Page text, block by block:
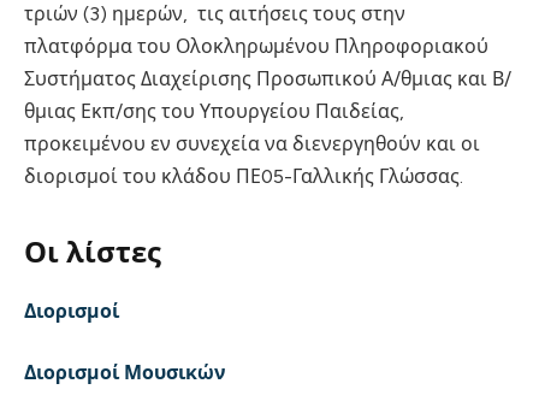
τριών (3) ημερών, τις αιτήσεις τους στην
πλατφόρμα του Ολοκληρωμένου Πληροφοριακού
Συστήματος Διαχείρισης Προσωπικού Α/θμιας και Β/
θμιας Εκπ/σης του Υπουργείου Παιδείας,
προκειμένου εν συνεχεία να διενεργηθούν και οι
διορισμοί του κλάδου ΠΕ05-Γαλλικής Γλώσσας.
Οι λίστες
Διορισμοί
Διορισμοί Μουσικών